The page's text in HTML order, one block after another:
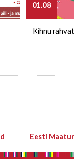
01.08
Kihnu
Eesti